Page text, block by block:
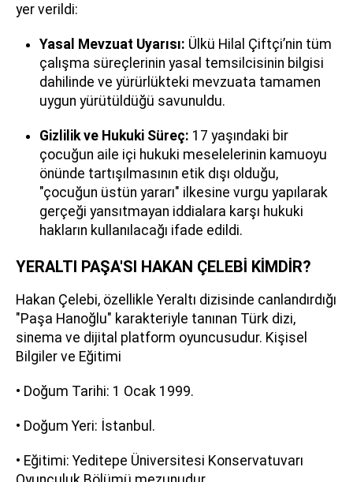
yer verildi:
Yasal Mevzuat Uyarısı: Ülkü Hilal Çiftçi’nin tüm
çalışma süreçlerinin yasal temsilcisinin bilgisi
dahilinde ve yürürlükteki mevzuata tamamen
uygun yürütüldüğü savunuldu.
Gizlilik ve Hukuki Süreç: 17 yaşındaki bir
çocuğun aile içi hukuki meselelerinin kamuoyu
önünde tartışılmasının etik dışı olduğu,
"çocuğun üstün yararı" ilkesine vurgu yapılarak
gerçeği yansıtmayan iddialara karşı hukuki
hakların kullanılacağı ifade edildi.
YERALTI PAŞA'SI HAKAN ÇELEBİ KİMDİR?
Hakan Çelebi, özellikle Yeraltı dizisinde canlandırdığı
"Paşa Hanoğlu" karakteriyle tanınan Türk dizi,
sinema ve dijital platform oyuncusudur. Kişisel
Bilgiler ve Eğitimi
• Doğum Tarihi: 1 Ocak 1999.
• Doğum Yeri: İstanbul.
• Eğitimi: Yeditepe Üniversitesi Konservatuvarı